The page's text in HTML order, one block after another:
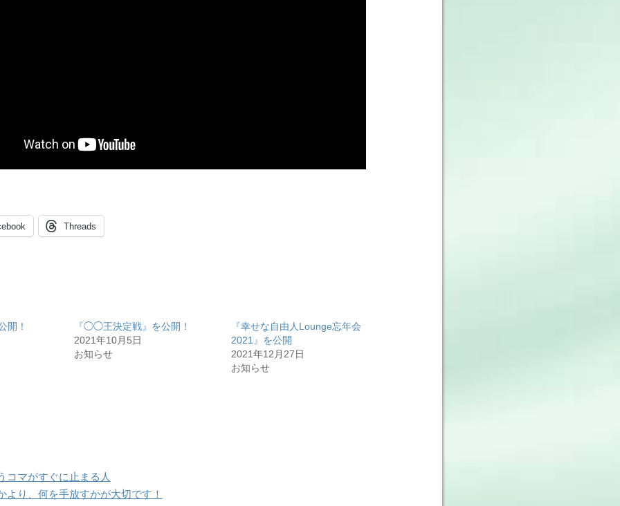
Threads
開！
『◯◯王決定戦』を公開！
2021年10月5日
お知らせ
『幸せな自由人Lounge忘年会
2021』を公開
2021年12月27日
お知らせ
コマがすぐに止まる人
より、何を手放すかが大切です！